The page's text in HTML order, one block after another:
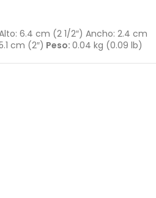
6.4 cm (2 1/2″) Ancho: 2.4 cm
cm (2″) Peso: 0.04 kg (0.09 lb)